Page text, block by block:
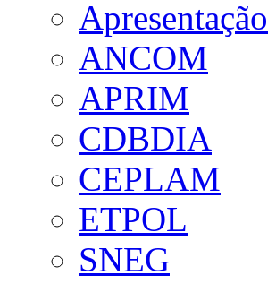
Apresentação
ANCOM
APRIM
CDBDIA
CEPLAM
ETPOL
SNEG